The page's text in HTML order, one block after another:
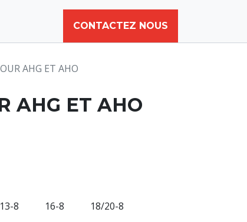
CORDE AUTRES
CONTACTEZ NOUS
AHG ET AHO
AHG ET AHO
13-8 16-8 18/20-8